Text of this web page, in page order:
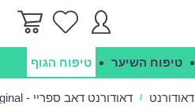
טיפוח השיער טיפוח הגוף
דאודורנט / דאודורנט דאב ספריי - Dove Original